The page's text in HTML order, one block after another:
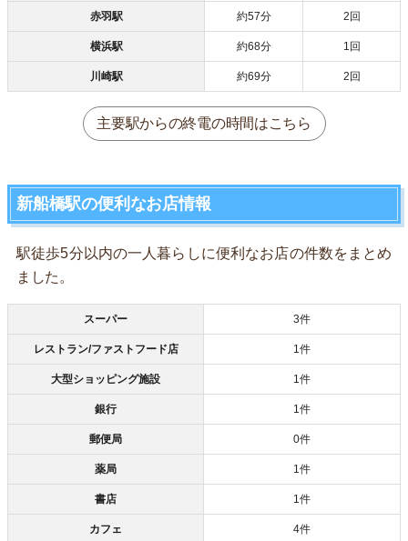
赤羽駅 約57分 2回
横浜駅 約68分 1回
川崎駅 約69分 2回
主要駅からの終電の時間はこちら
新船橋駅の便利なお店情報
駅徒歩5分以内の一人暮らしに便利なお店の件数をまとめ
ました。
スーパー 3件
レストラン/ファストフード店 1件
大型ショッピング施設 1件
銀行 1件
郵便局 0件
薬局 1件
書店 1件
カフェ 4件